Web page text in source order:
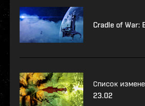
Cradle of War:
Список
23.02